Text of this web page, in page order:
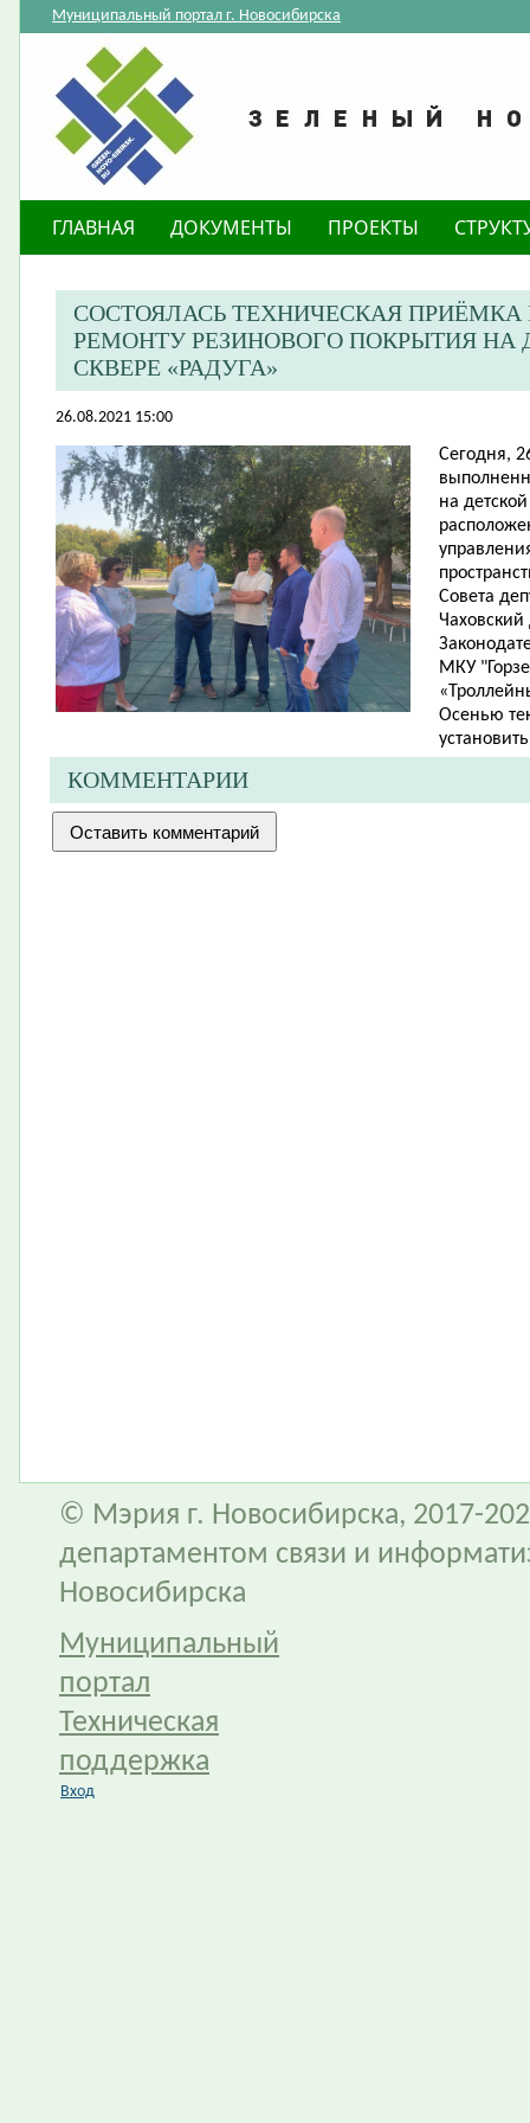
Муниципальный портал г. Новосибирска
ГЛАВНАЯ ДОКУМЕНТЫ ПРОЕКТЫ
СОСТОЯЛАСЬ ТЕХНИЧЕСКАЯ
РЕМОНТУ РЕЗИНОВОГО ПОКРЫТИЯ
СКВЕРЕ «РАДУГА»
26.08.2021 15:00
Сегодня,
на
Совета
МКУ
Осенью
КОММЕНТАРИИ
© Мэрия г. Новосибирска, 2017-
департаментом связи и
Новосибирска
Муниципальный
портал
Техническая
поддержка
Вход